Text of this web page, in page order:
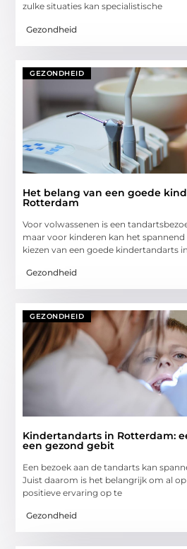
zulke situaties kan specialistische
Gezondheid
GEZONDHEID
Het belang van een goede
Rotterdam
Voor volwassenen is een
maar voor kinderen kan het
kiezen van een goede kindertandarts
Gezondheid
GEZONDHEID
Kindertandarts in Rotterdam:
een gezond gebit
Een bezoek aan de tandarts kan
Juist daarom is het belangrijk om al
positieve ervaring op te
Gezondheid